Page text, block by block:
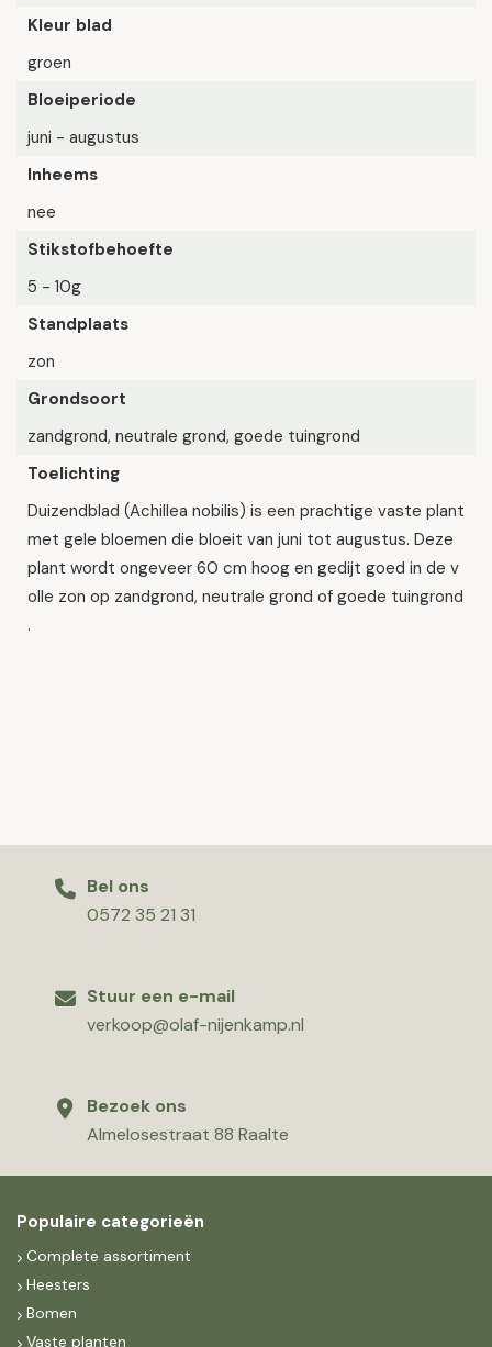
Kleur blad
groen
Bloeiperiode
juni - augustus
Inheems
nee
Stikstofbehoefte
5 - 10g
Standplaats
zon
Grondsoort
zandgrond, neutrale grond, goede tuingrond
Toelichting
Duizendblad (Achillea nobilis) is een prachtige vaste plant
met gele bloemen die bloeit van juni tot augustus. Deze
plant wordt ongeveer 60 cm hoog en gedijt goed in de v
olle zon op zandgrond, neutrale grond of goede tuingrond
.
Bel ons
0572 35 21 31
Stuur een e-mail
verkoop@olaf-nijenkamp.nl
Bezoek ons
Almelosestraat 88 Raalte
Populaire categorieën
Complete assortiment
Heesters
Bomen
Vaste planten